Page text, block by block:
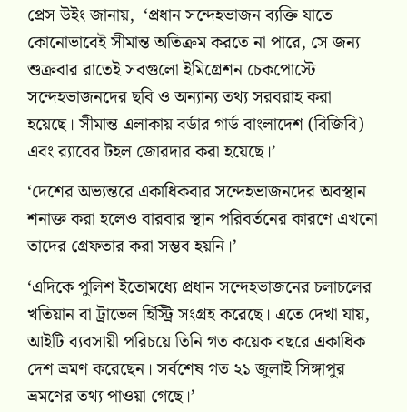
প্রেস উইং জানায়, ‘প্রধান সন্দেহভাজন ব্যক্তি যাতে
কোনোভাবেই সীমান্ত অতিক্রম করতে না পারে, সে জন্য
শুক্রবার রাতেই সবগুলো ইমিগ্রেশন চেকপোস্টে
সন্দেহভাজনদের ছবি ও অন্যান্য তথ্য সরবরাহ করা
হয়েছে। সীমান্ত এলাকায় বর্ডার গার্ড বাংলাদেশ (বিজিবি)
এবং র‍্যাবের টহল জোরদার করা হয়েছে।’
‘দেশের অভ্যন্তরে একাধিকবার সন্দেহভাজনদের অবস্থান
শনাক্ত করা হলেও বারবার স্থান পরিবর্তনের কারণে এখনো
তাদের গ্রেফতার করা সম্ভব হয়নি।’
‘এদিকে পুলিশ ইতোমধ্যে প্রধান সন্দেহভাজনের চলাচলের
খতিয়ান বা ট্রাভেল হিস্ট্রি সংগ্রহ করেছে। এতে দেখা যায়,
আইটি ব্যবসায়ী পরিচয়ে তিনি গত কয়েক বছরে একাধিক
দেশ ভ্রমণ করেছেন। সর্বশেষ গত ২১ জুলাই সিঙ্গাপুর
ভ্রমণের তথ্য পাওয়া গেছে।’